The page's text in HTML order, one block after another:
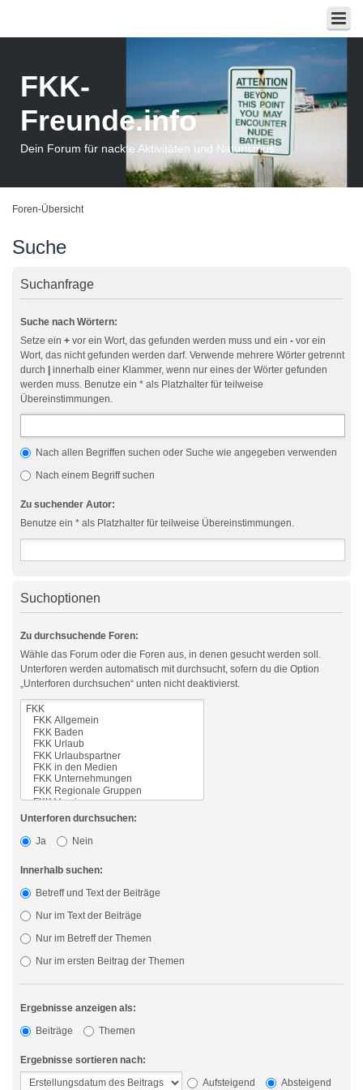
FKK-
Freunde.info
Dein Forum für nackte Aktivitäten und Naturismus
Foren-Übersicht
Suche
Suchanfrage
Suche nach Wörtern:
Setze ein + vor ein Wort, das gefunden werden muss und ein - vor ein
Wort, das nicht gefunden werden darf. Verwende mehrere Wörter getrennt
durch
innerhalb einer Klammer, wenn nur eines der Wörter gefunden
werden muss. Benutze ein * als Platzhalter für teilweise
Übereinstimmungen.
Nach allen Begriffen suchen oder Suche wie angegeben verwenden
Nach einem Begriff suchen
Zu suchender Autor:
Benutze ein * als Platzhalter für teilweise Übereinstimmungen.
Suchoptionen
Zu durchsuchende Foren:
Wähle das Forum oder die Foren aus, in denen gesucht werden soll.
Unterforen werden automatisch mit durchsucht, sofern du die Option
„Unterforen durchsuchen“ unten nicht deaktivierst.
Unterforen durchsuchen:
Ja
Nein
Innerhalb suchen:
Betreff und Text der Beiträge
Nur im Text der Beiträge
Nur im Betreff der Themen
Nur im ersten Beitrag der Themen
Ergebnisse anzeigen als:
Beiträge
Themen
Ergebnisse sortieren nach:
Aufsteigend
Absteigend